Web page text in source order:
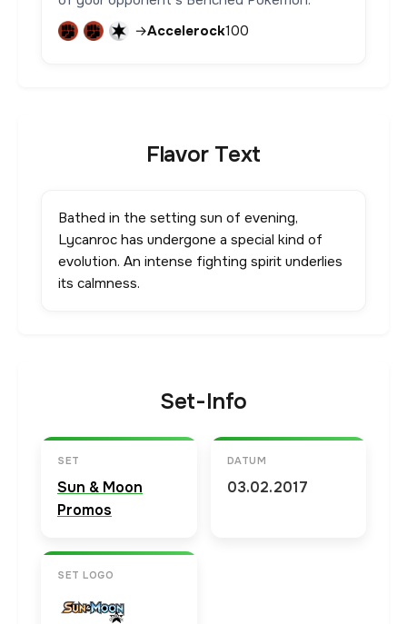
→Accelerock100
Flavor Text
Bathed in the setting sun of evening,
Lycanroc has undergone a special kind of
evolution. An intense fighting spirit underlies
its calmness.
Set-Info
SET
Sun & Moon
Promos
DATUM
03.02.2017
SET LOGO